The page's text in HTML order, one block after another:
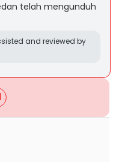
telah mengunduh
and reviewed by